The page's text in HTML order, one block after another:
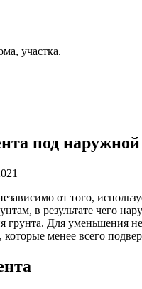
участка.
под
от того,
в результате чего
Для уменьшения
которые менее всего